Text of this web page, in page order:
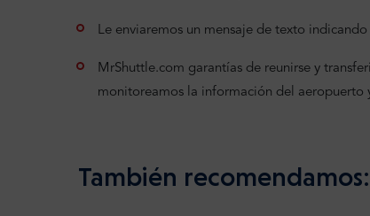
Le enviaremos un mensaje de texto
MrShuttle.com garantías de reunirse y
monitoreamos la información del aeropuerto
También recomendamos: